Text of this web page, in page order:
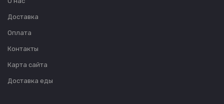
Доставка
Оплата
Контакты
Карта сайта
Доставка еды